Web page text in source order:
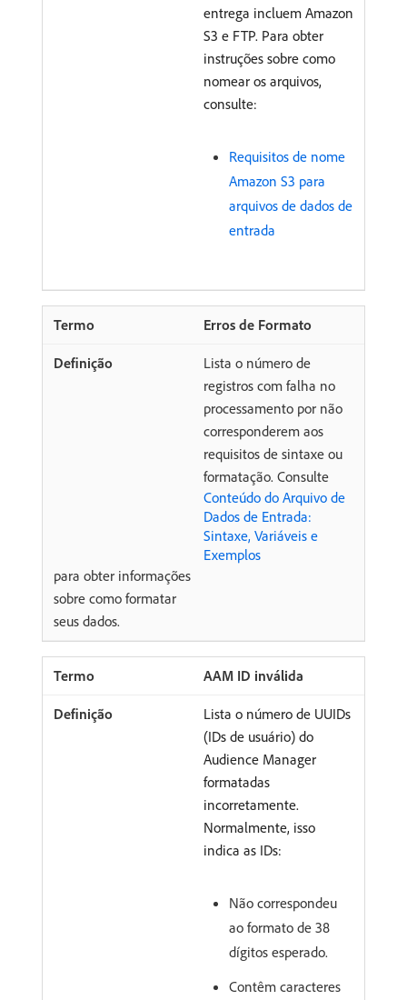
entrega incluem Amazon
S3 e FTP. Para obter
instruções sobre como
nomear os arquivos,
consulte:
Requisitos de nome
Amazon S3 para
arquivos de dados de
entrada
Erros de Formato
Lista o número de
registros com falha no
processamento por não
corresponderem aos
requisitos de sintaxe ou
formatação. Consulte
Conteúdo do Arquivo de
Dados de Entrada:
Sintaxe, Variáveis e
Exemplos
para obter informações
sobre como formatar
seus dados.
AAM ID inválida
Lista o número de UUIDs
(IDs de usuário) do
Audience Manager
formatadas
incorretamente.
Normalmente, isso
indica as IDs:
Não correspondeu
ao formato de 38
dígitos esperado.
Contêm caracteres